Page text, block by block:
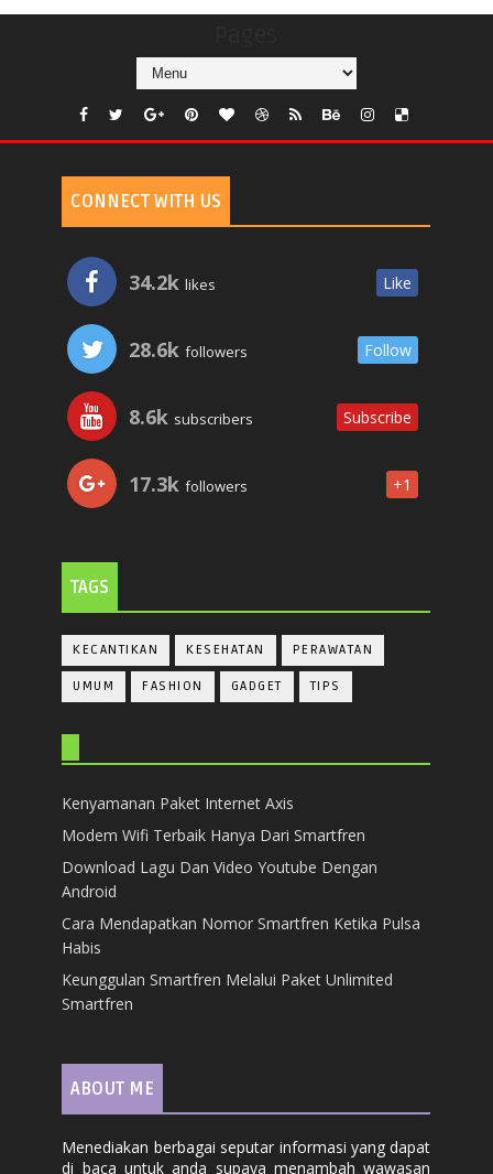
CONNECT WITH US
34.2k likes Like
28.6k followers Follow
8.6k subscribers Subscribe
17.3k followers +1
TAGS
KECANTIKAN KESEHATAN PERAWATAN
UMUM FASHION GADGET TIPS
Kenyamanan Paket Internet Axis
Modem Wifi Terbaik Hanya Dari Smartfren
Download Lagu Dan Video Youtube Dengan
Android
Cara Mendapatkan Nomor Smartfren Ketika Pulsa
Habis
Keunggulan Smartfren Melalui Paket Unlimited
Smartfren
ABOUT ME
Menediakan berbagai seputar informasi yang dapat
di baca untuk anda supaya menambah wawasan